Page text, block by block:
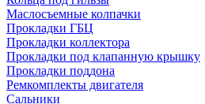
Маслосъемные колпачки
Прокладки ГБЦ
Прокладки коллектора
Прокладки под клапанную крышку
Прокладки поддона
Ремкомплекты двигателя
Сальники